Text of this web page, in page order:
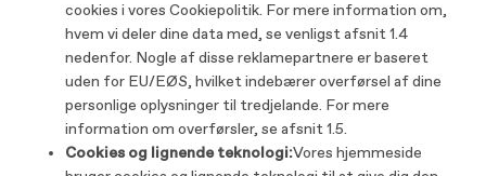
cookies i vores Cookiepolitik. For mere information om,
hvem vi deler dine data med, se venligst afsnit 1.4
nedenfor. Nogle af disse reklamepartnere er baseret
uden for EU/EØS, hvilket indebærer overførsel af dine
personlige oplysninger til tredjelande. For mere
information om overførsler, se afsnit 1.5.
Cookies og lignende teknologi:Vores hjemmeside